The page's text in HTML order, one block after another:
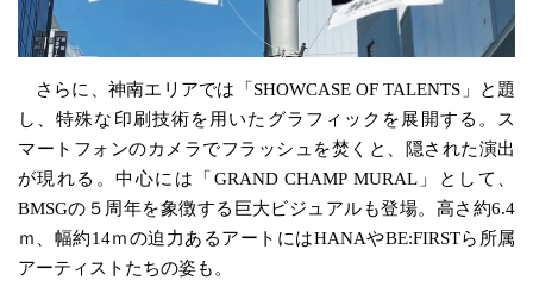
さらに、神南エリアでは「SHOWCASE OF TALENTS」と題
し、特殊な印刷技術を用いたグラフィックを展開する。ス
マートフォンのカメラでフラッシュを焚くと、隠された演出
が現れる。中心には「GRAND CHAMP MURAL」として、
BMSGの５周年を象徴する巨大ビジュアルも登場。高さ約6.4
ｍ、幅約14ｍの迫力あるアートにはHANAやBE:FIRSTら所属
アーティストたちの姿も。